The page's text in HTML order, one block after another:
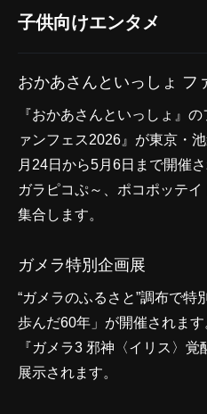
子供向けエンタメ
おかあさんといっしょ フ
『おかあさんといっしょ』
ァンフェス2026』が東京・
月24日から5月6日まで開催
ガラピコぷ～、ポコポッテ
集合します。
ガメラ特別企画展
“ガメラのふるさと”調布で特
歩んだ60年」が開催されま
『ガメラ3 邪神〈イリス〉
展示されます。